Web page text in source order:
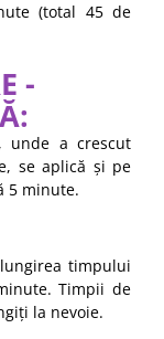
(total 45 de
-
unde a crescut
se aplică și pe
5 minute.
timpului
Timpii de
la nevoie.